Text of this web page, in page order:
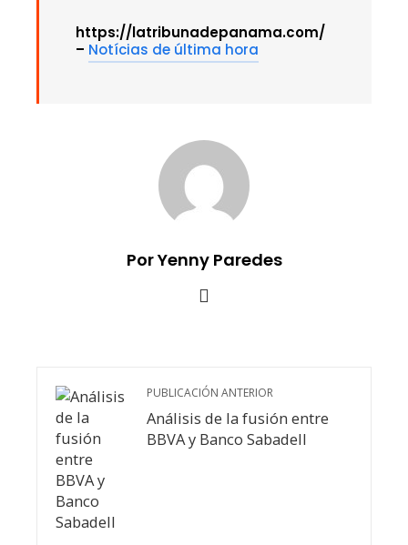
https://latribunadepanama.com/
– Notícias de última hora
Por Yenny Paredes
PUBLICACIÓN ANTERIOR
Análisis de la fusión entre
BBVA y Banco Sabadell